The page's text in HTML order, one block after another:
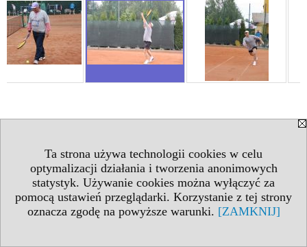
Ta strona używa technologii cookies w celu
optymalizacji działania i tworzenia anonimowych
statystyk. Używanie cookies można wyłączyć za
pomocą ustawień przeglądarki. Korzystanie z tej strony
oznacza zgodę na powyższe warunki. [ZAMKNIJ]